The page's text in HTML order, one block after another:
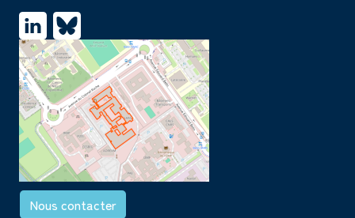
Nous contacter